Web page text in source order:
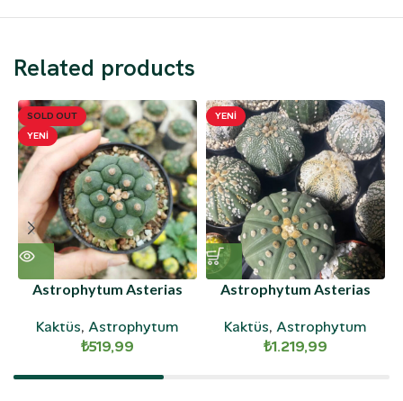
Related products
SOLD OUT
YENI
Astrophytum Asterias
Kaktüs, Astrophytum
₺519,99
YENI
Astrophytum Asterias
Kaktüs, Astrophytum
₺1.219,99